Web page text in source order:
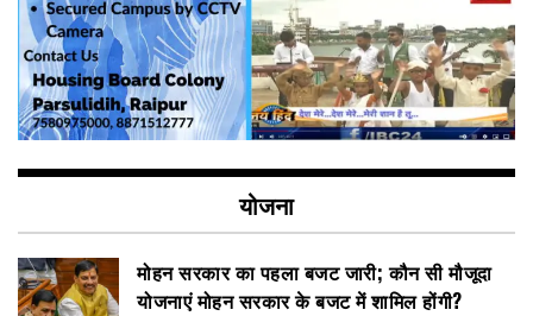
योजना
मोहन सरकार का पहला बजट जारी; कौन सी मौजूदा
योजनाएं मोहन सरकार के बजट में शामिल होंगी?